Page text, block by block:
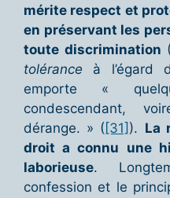
mérite respect et
en préservant les
toute discrimination (
tolérance à l’égard
emporte «
condescendant,
dérange. » ( [31] ). La
droit a connu une
laborieuse.
confession et le